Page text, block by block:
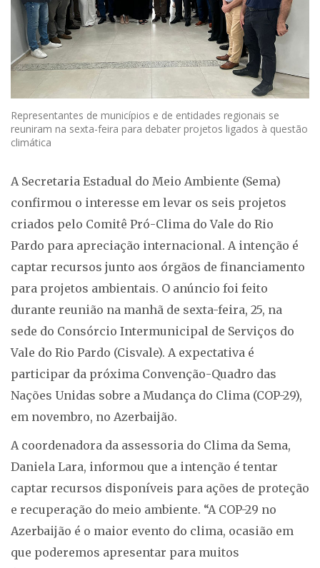
Representantes de municípios e de entidades regionais se
reuniram na sexta-feira para debater projetos ligados à questão
climática
A Secretaria Estadual do Meio Ambiente (Sema)
confirmou o interesse em levar os seis projetos
criados pelo Comitê Pró-Clima do Vale do Rio
Pardo para apreciação internacional. A intenção é
captar recursos junto aos órgãos de financiamento
para projetos ambientais. O anúncio foi feito
durante reunião na manhã de sexta-feira, 25, na
sede do Consórcio Intermunicipal de Serviços do
Vale do Rio Pardo (Cisvale). A expectativa é
participar da próxima Convenção-Quadro das
Nações Unidas sobre a Mudança do Clima (COP-29),
em novembro, no Azerbaijão.
A coordenadora da assessoria do Clima da Sema,
Daniela Lara, informou que a intenção é tentar
captar recursos disponíveis para ações de proteção
e recuperação do meio ambiente. “A COP-29 no
Azerbaijão é o maior evento do clima, ocasião em
que poderemos apresentar para muitos